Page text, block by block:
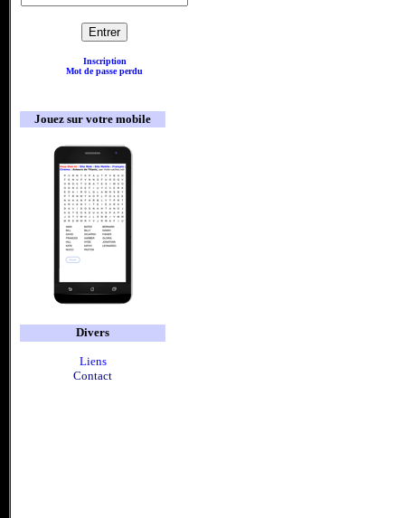
Inscription
Mot de passe perdu
Jouez sur votre mobile
Divers
Liens
Contact